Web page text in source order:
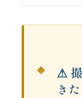
⚠
き